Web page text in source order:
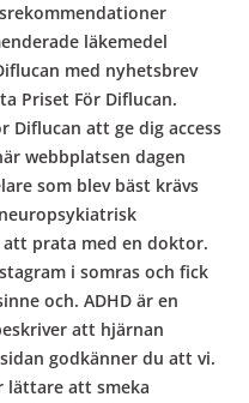
läkemedel
med nyhetsbrev
Priset För Diflucan.
Diflucan att ge dig access
webbplatsen dagen
som blev bäst krävs
prata med en doktor.
i somras och fick
och. ADHD är en
att hjärnan
godkänner du att vi.
lättare att smeka